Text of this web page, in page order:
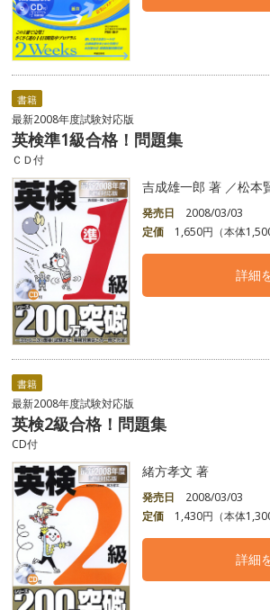
書籍
最新2008年度試験対応版
英検準1級合格！問題集
ＣＤ付
吉成雄一郎 著 ／松本
発売日
2008/03/03
定価
1,650円（本体
詳細
書籍
最新2008年度試験対応版
英検2級合格！問題集
CD付
緒方孝文 著
発売日
2008/03/03
定価
1,430円（本体
詳細